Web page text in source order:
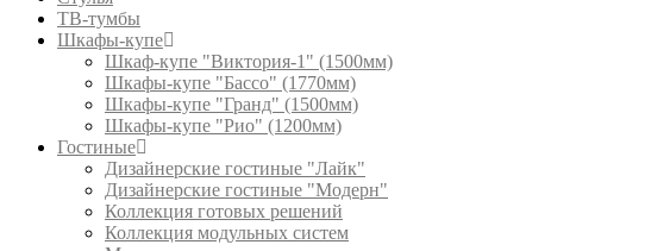
ТВ-тумбы
Шкафы-купе
Шкаф-купе "Виктория-1" (1500мм)
Шкафы-купе "Бассо" (1770мм)
Шкафы-купе "Гранд" (1500мм)
Шкафы-купе "Рио" (1200мм)
Гостиные
Дизайнерские гостиные "Лайк"
Дизайнерские гостиные "Модерн"
Коллекция готовых решений
Коллекция модульных систем